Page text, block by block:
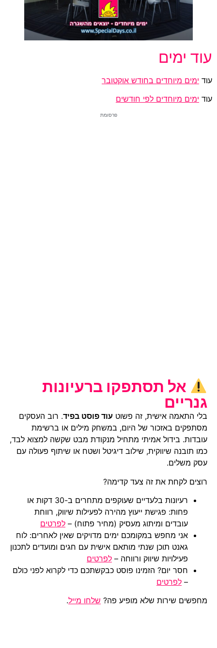
עוד ימים
עוד ימים מיוחדים בחודש אוקטובר
עוד ימים מיוחדים לפי חודשים
פרסומת
אל תסתפקו ברעיונות
גנריים
בלי התאמה אישית, זה פשוט עוד פוסט בפיד. רוב העסקים
מסתפקים באזכור של היום, במשחק מילים או ברשימת
עובדות. בידול אמיתי מתחיל מנקודת מבט שקשה למצוא לבד,
כמו תובנה שיווקית, שילוב דיגיטל ושטח או שיתוף פעולה עם
עסק משלים.
רוצים לקחת את זה צעד קדימה?
רעיונות בלעדיים שעוקפים מתחרים ב-30 דקות או
פחות: פגישת ייעוץ מהירה לפעילות שיווק, רווחת
עובדים ומיתוג מעסיק (מחיר פתוח) – לפרטים
אני מחפש במקומכם ימים מדויקים שאין לאחרים: לוח
גאנט תוכן שנתי מותאם אישית עם חגים ומועדים לתכנון
פעילויות שיווק ורווחה – לפרטים
חסר יום? הזמינו פוסט כבקשתכם כדי לקרוא לפני כולם
– לפרטים
מחפשים שירות שלא מופיע פה? שלחו מייל.